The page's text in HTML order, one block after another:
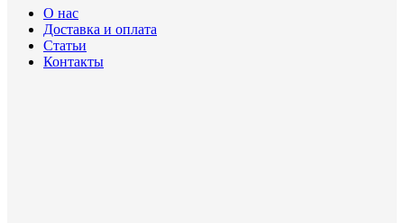
О нас
Доставка и оплата
Статьи
Контакты